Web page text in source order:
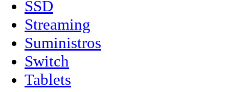
SSD
Streaming
Suministros
Switch
Tablets